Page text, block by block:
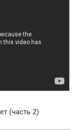
(часть 2)